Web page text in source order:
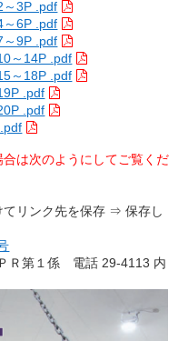
～3P .pdf
～6P .pdf
～9P .pdf
～14P .pdf
～18P .pdf
.pdf
.pdf
は次のようにしてご覧くだ
リンク先を保存 ⇒ 保存し
Ｒ第１係 電話 29-4113 内